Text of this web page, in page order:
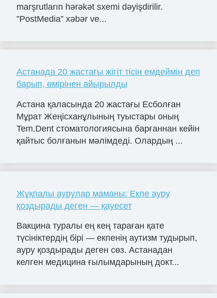
marşrutların hərəkət sxemi dəyişdirilir.
”PostMedia” xəbər ve...
Астанада 20 жастағы жігіт тісін емдеймін деп
барып, өмірінен айырылды
Астана қаласында 20 жастағы Есболған
Мұрат Жеңісханұлының туыстары оның
Tem.Dent стоматологиясына барғаннан кейін
қайтыс болғанын мәлімдеді. Олардың ...
Жұқпалы аурулар маманы: Екпе ауру
қоздырады деген — қауесет
Вакцина туралы ең кең тараған қате
түсініктердің бірі — екпенің аутизм тудырып,
ауру қоздырады деген сөз. Астанадан
келген медицина ғылымдарының докт...